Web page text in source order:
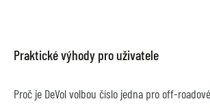
Praktické výhody pro uživatele
Proč je DeVol volbou číslo jedna pro off-